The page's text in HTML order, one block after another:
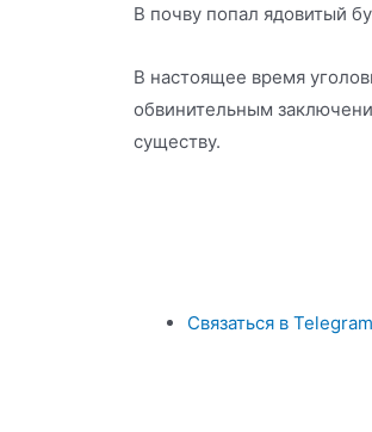
В почву попал ядовитый
В настоящее время
обвинительным
существу.
Связаться в Telegram